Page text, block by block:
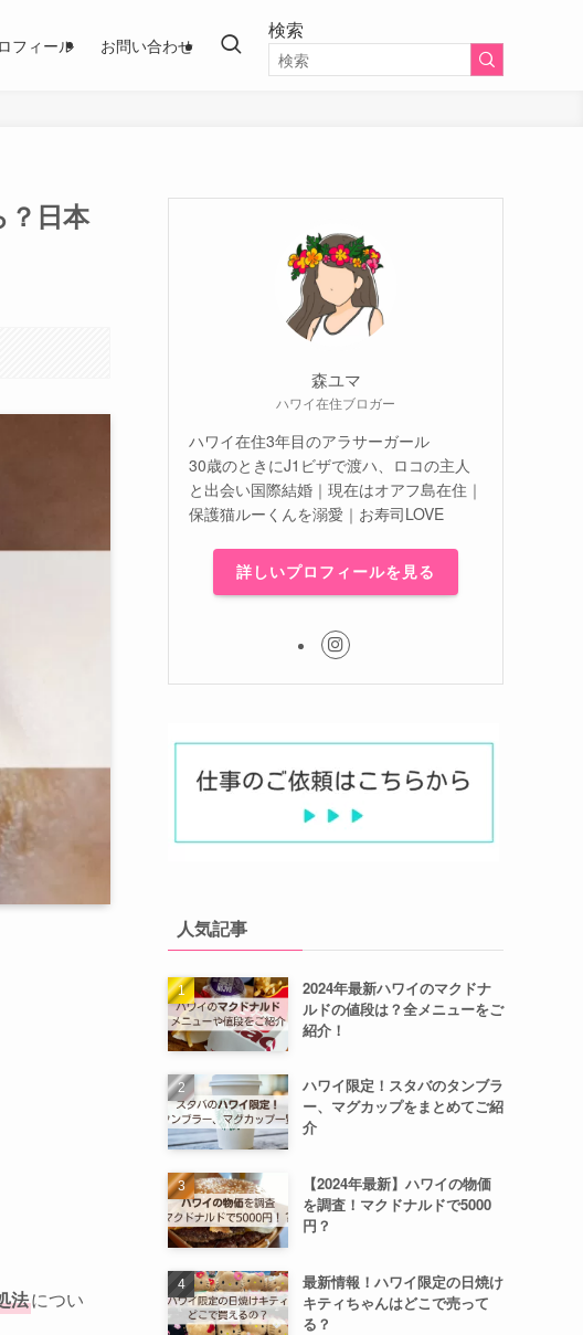
フィール お問い合わせ
検索
日本
法につい
森ユマ
ハワイ在住ブロガー
ハワイ在住3年目のアラサーガール
30歳のときにJ1ビザで渡ハ、ロコの主人
と出会い国際結婚｜現在はオアフ島在住｜
保護猫ルーくんを溺愛｜お寿司LOVE
詳しいプロフィールを見る
人気記事
2024年最新ハワイのマクドナ
ルドの値段は？全メニューをご
紹介！
ハワイ限定！スタバのタンブラ
ー、マグカップをまとめてご紹
介
【2024年最新】ハワイの物価
を調査！マクドナルドで5000
円？
最新情報！ハワイ限定の日焼け
キティちゃんはどこで売って
る？